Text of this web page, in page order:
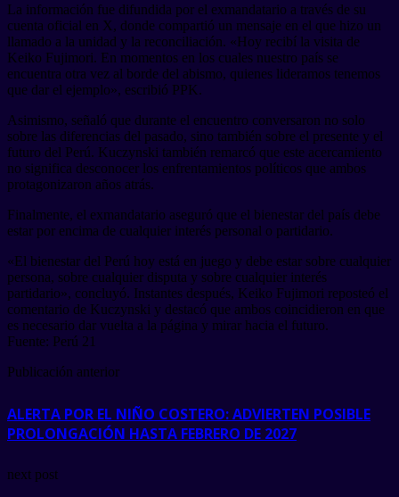
La información fue difundida por el exmandatario a través de su
cuenta oficial en X, donde compartió un mensaje en el que hizo un
llamado a la unidad y la reconciliación. «Hoy recibí la visita de
Keiko Fujimori. En momentos en los cuales nuestro país se
encuentra otra vez al borde del abismo, quienes lideramos tenemos
que dar el ejemplo», escribió PPK.
Asimismo, señaló que durante el encuentro conversaron no solo
sobre las diferencias del pasado, sino también sobre el presente y el
futuro del Perú. Kuczynski también remarcó que este acercamiento
no significa desconocer los enfrentamientos políticos que ambos
protagonizaron años atrás.
Finalmente, el exmandatario aseguró que el bienestar del país debe
estar por encima de cualquier interés personal o partidario.
«El bienestar del Perú hoy está en juego y debe estar sobre cualquier
persona, sobre cualquier disputa y sobre cualquier interés
partidario», concluyó. Instantes después, Keiko Fujimori reposteó el
comentario de Kuczynski y destacó que ambos coincidieron en que
es necesario dar vuelta a la página y mirar hacia el futuro.
Fuente: Perú 21
Publicación anterior
ALERTA POR EL NIÑO COSTERO: ADVIERTEN POSIBLE
PROLONGACIÓN HASTA FEBRERO DE 2027
next post